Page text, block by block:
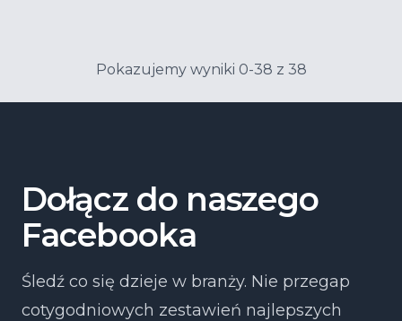
Pokazujemy wyniki 0-38 z 38
Dołącz do naszego
Facebooka
Śledź co się dzieje w branży. Nie przegap
cotygodniowych zestawień najlepszych